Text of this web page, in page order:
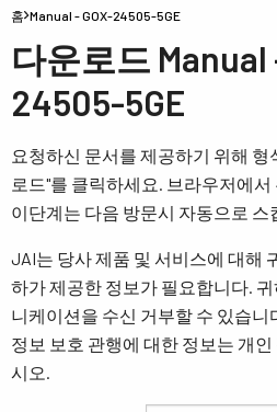
홈 Manual - GOX-24505-5GE
다운로드 Manual
24505-5GE
요청하신 문서를 제공하기 위해
로드"를 클릭하세요. 브라우저에
이단계는 다음 방문시 자동으로 스
JAI는 당사 제품 및 서비스에 대해
하가 제공한 정보가 필요합니다.
니케이션을 수신 거부할 수 있습니
정보 보호 관행에 대한 정보는 개
시오.